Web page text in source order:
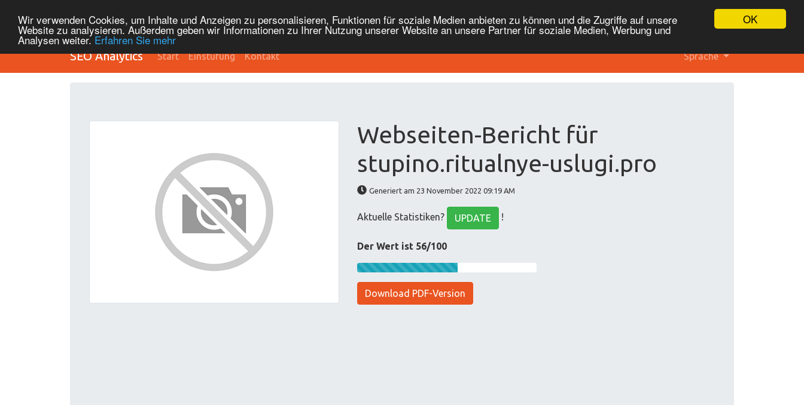
OK
Wir verwenden Cookies, um Inhalte und Anzeigen zu personalisieren, Funktionen für soziale Medien anbieten zu können und die Zugriffe auf unsere
Website zu analysieren. Außerdem geben wir Informationen zu Ihrer Nutzung unserer Website an unsere Partner für soziale Medien, Werbung und
Analysen weiter. Erfahren Sie mehr
SEO Analytics Start Einstufung Kontakt Sprache
Webseiten-Bericht für
stupino.ritualnye-uslugi.pro
Generiert am 23 November 2022 09:19 AM
Aktuelle Statistiken? UPDATE !
Der Wert ist 56/100
Download PDF-Version